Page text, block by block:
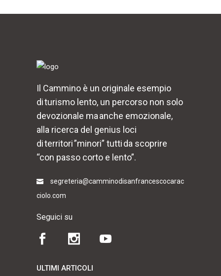
Il Cammino è un originale esempio
di turismo lento, un percorso non solo
devozionale ma anche emozionale,
alla ricerca del genius loci
di territori ”minori” tutti da scoprire
“con passo corto e lento”.
segreteria@camminodisanfrancescocarac
ciolo.com
Seguici su
ULTIMI ARTICOLI